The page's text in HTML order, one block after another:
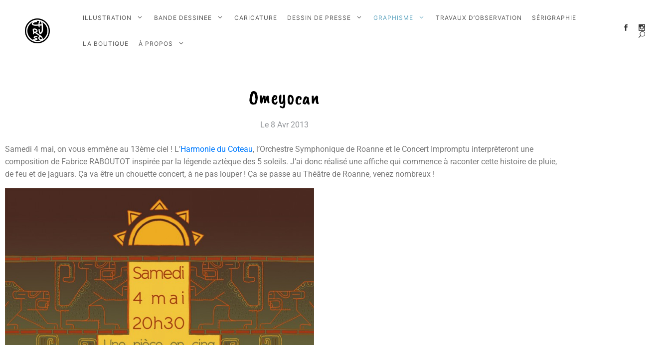
ILLUSTRATION BANDE DESSINEE CARICATURE DESSIN DE PRESSE GRAPHISME TRAVAUX D’OBSERVATION SÉRIGRAPHIE
LA BOUTIQUE À PROPOS
Omeyocan
Le 8 Avr 2013
Samedi 4 mai, on vous emmène au 13ème ciel ! L’Harmonie du Coteau, l’Orchestre Symphonique de Roanne et le Concert Impromptu interprèteront une
composition de Fabrice RABOUTOT inspirée par la légende aztèque des 5 soleils. J’ai donc réalisé une affiche qui commence à raconter cette histoire de pluie,
de feu et de jaguars. Ça va être un chouette concert, à ne pas louper ! Ça se passe au Théâtre de Roanne, venez nombreux !